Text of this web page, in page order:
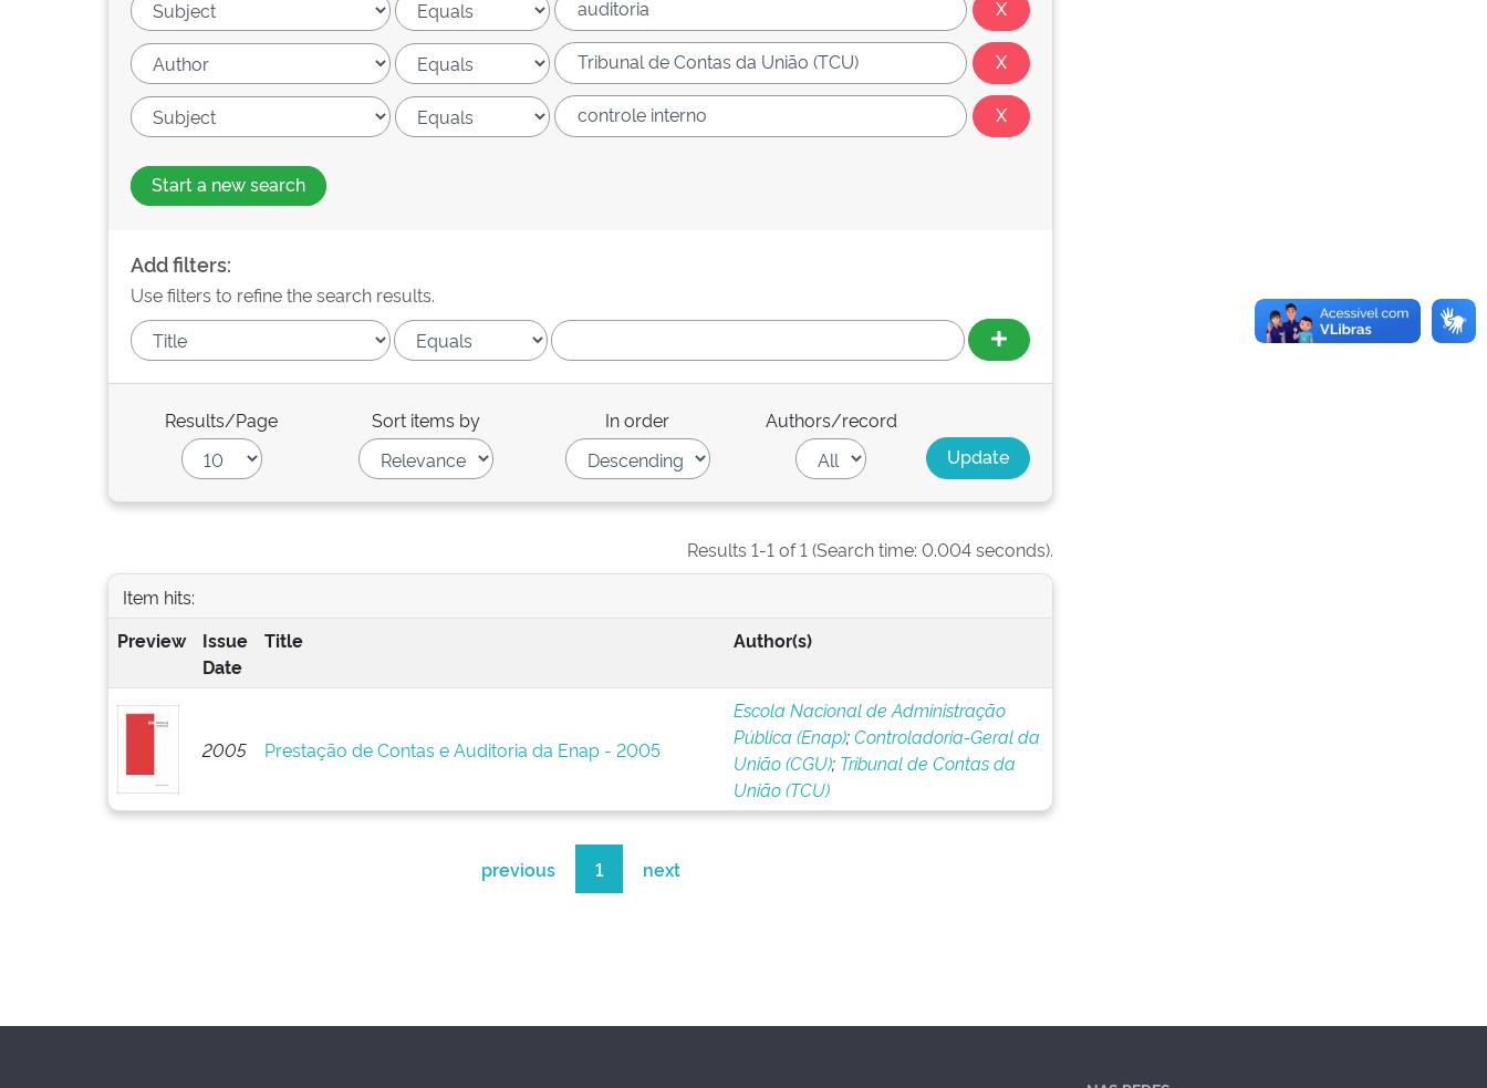
Start a new search
Add filters:
Use filters to refine the search results.
Results/Page Sort items by In order Authors/record
Results 1-1 of 1 (Search time: 0.004 seconds).
Item hits:
Preview
Issue
Date
Title Author(s)
2005 Prestação de Contas e Auditoria da Enap - 2005
Escola Nacional de Administração
Pública (Enap);Controladoria-Geral da
União (CGU); Tribunal de Contas da
União (TCU)
previous 1 next